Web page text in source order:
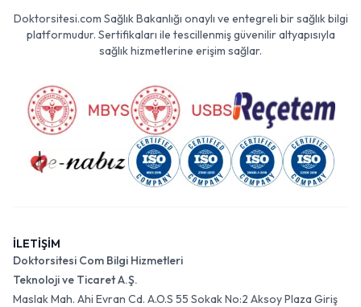
Doktorsitesi.com Sağlık Bakanlığı onaylı ve entegreli bir sağlık bilgi
platformudur. Sertifikaları ile tescillenmiş güvenilir altyapısıyla
sağlık hizmetlerine erişim sağlar.
İLETİŞİM
Doktorsitesi Com Bilgi Hizmetleri
Teknoloji ve Ticaret A.Ş.
Maslak Mah. Ahi Evran Cd. A.O.S 55 Sokak No:2 Aksoy Plaza Giriş